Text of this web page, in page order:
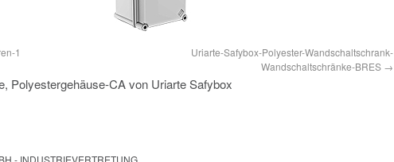
1
Uriarte-Safybox-Polyester-Wandschaltschrank-
Wandschaltschränke-BRES
Polyestergehäuse-CA von Uriarte Safybox
- INDUSTRIEVERTRETUNG